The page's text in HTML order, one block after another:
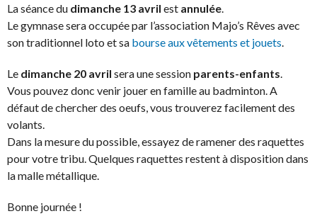
La séance du dimanche 13 avril est annulée
Le gymnase sera occupée par l’association Majo’s Rêves avec
son traditionnel loto et sa bourse aux vêtements et jouets
Le dimanche 20 avril sera une session parents-enfants
Vous pouvez donc venir jouer en famille au badminton. A
défaut de chercher des oeufs, vous trouverez facilement des
volants.
Dans la mesure du possible, essayez de ramener des raquettes
pour votre tribu. Quelques raquettes restent à disposition dans
la malle métallique.
Bonne journée !